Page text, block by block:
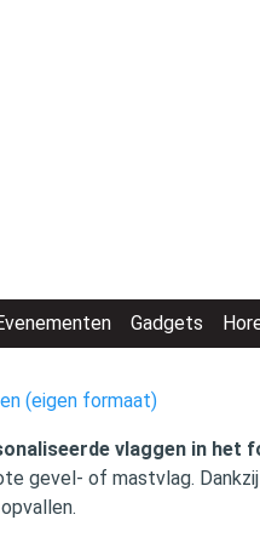
Gadgets
(eigen formaat)
vlaggen in het
gevel- of mastvlag.